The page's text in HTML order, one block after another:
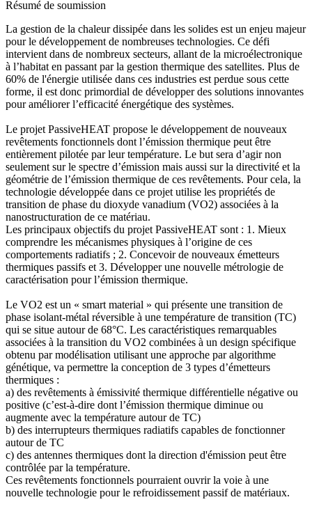
Résumé de soumission
La gestion de la chaleur dissipée dans les solides est un enjeu majeur
pour le développement de nombreuses technologies. Ce défi
intervient dans de nombreux secteurs, allant de la microélectronique
à l’habitat en passant par la gestion thermique des satellites. Plus de
60% de l'énergie utilisée dans ces industries est perdue sous cette
forme, il est donc primordial de développer des solutions innovantes
pour améliorer l’efficacité énergétique des systèmes.
Le projet PassiveHEAT propose le développement de nouveaux
revêtements fonctionnels dont l’émission thermique peut être
entièrement pilotée par leur température. Le but sera d’agir non
seulement sur le spectre d’émission mais aussi sur la directivité et la
géométrie de l’émission thermique de ces revêtements. Pour cela, la
technologie développée dans ce projet utilise les propriétés de
transition de phase du dioxyde vanadium (VO2) associées à la
nanostructuration de ce matériau.
Les principaux objectifs du projet PassiveHEAT sont : 1. Mieux
comprendre les mécanismes physiques à l’origine de ces
comportements radiatifs ; 2. Concevoir de nouveaux émetteurs
thermiques passifs et 3. Développer une nouvelle métrologie de
caractérisation pour l’émission thermique.
Le VO2 est un « smart material » qui présente une transition de
phase isolant-métal réversible à une température de transition (TC)
qui se situe autour de 68°C. Les caractéristiques remarquables
associées à la transition du VO2 combinées à un design spécifique
obtenu par modélisation utilisant une approche par algorithme
génétique, va permettre la conception de 3 types d’émetteurs
thermiques :
a) des revêtements à émissivité thermique différentielle négative ou
positive (c’est-à-dire dont l’émission thermique diminue ou
augmente avec la température autour de TC)
b) des interrupteurs thermiques radiatifs capables de fonctionner
autour de TC
c) des antennes thermiques dont la direction d'émission peut être
contrôlée par la température.
Ces revêtements fonctionnels pourraient ouvrir la voie à une
nouvelle technologie pour le refroidissement passif de matériaux.